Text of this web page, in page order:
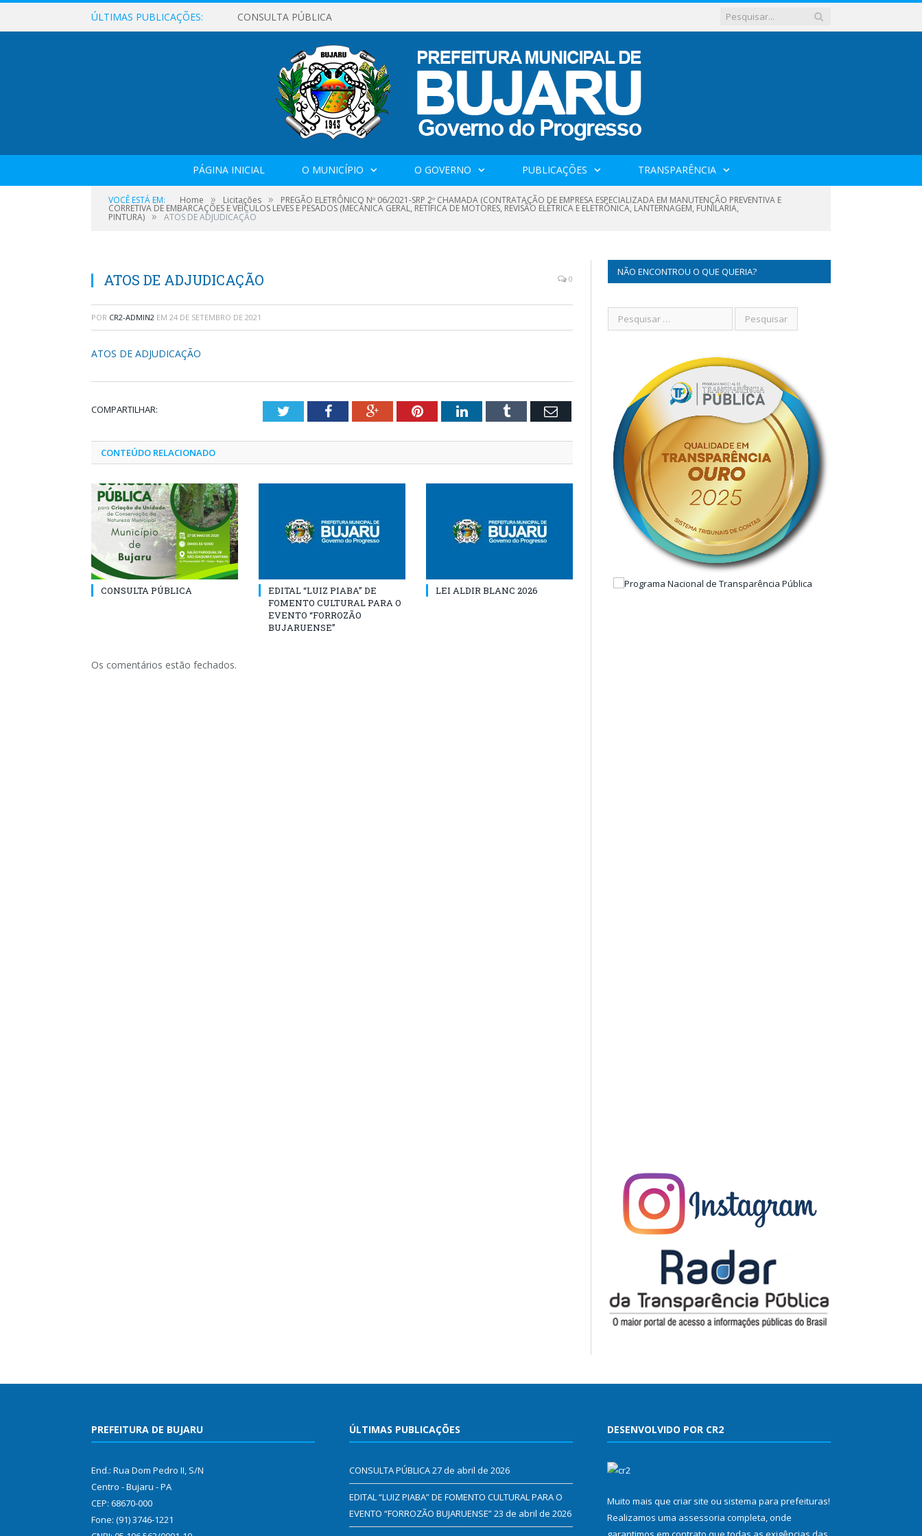
ÚLTIMAS PUBLICAÇÕES: CONSULTA PÚBLICA
PÁGINA INICIAL O MUNICÍPIO O GOVERNO PUBLICAÇÕES TRANSPARÊNCIA
VOCÊ ESTÁ EM: Home » Licitações » PREGÃO ELETRÔNICO Nº 06/2021-SRP 2º CHAMADA (CONTRATAÇÃO DE EMPRESA ESPECIALIZADA EM MANUTENÇÃO PREVENTIVA E
CORRETIVA DE EMBARCAÇÕES E VEÍCULOS LEVES E PESADOS (MECÂNICA GERAL, RETÍFICA DE MOTORES, REVISÃO ELÉTRICA E ELETRÔNICA, LANTERNAGEM, FUNILARIA,
PINTURA) » ATOS DE ADJUDICAÇÃO
ATOS DE ADJUDICAÇÃO 0
POR CR2-ADMIN2 EM 24 DE SETEMBRO DE 2021
ATOS DE ADJUDICAÇÃO
COMPARTILHAR: TwitterFacebookGoogle+PinterestLinkedInTumblr Email
CONTEÚDO RELACIONADO
CONSULTA PÚBLICA
EDITAL “LUIZ PIABA” DE
FOMENTO CULTURAL PARA O
EVENTO “FORROZÃO
BUJARUENSE”
LEI ALDIR BLANC 2026
Os comentários estão fechados.
NÃO ENCONTROU O QUE QUERIA?
PREFEITURA DE BUJARU
End.: Rua Dom Pedro II, S/N
Centro - Bujaru - PA
CEP: 68670-000
Fone: (91) 3746-1221
ÚLTIMAS PUBLICAÇÕES
CONSULTA PÚBLICA27 de abril de 2026
EDITAL “LUIZ PIABA” DE FOMENTO CULTURAL PARA O
EVENTO “FORROZÃO BUJARUENSE”23 de abril de 2026
DESENVOLVIDO POR CR2
Muito mais que criar site ou sistema para prefeituras!
Realizamos uma assessoria completa, onde